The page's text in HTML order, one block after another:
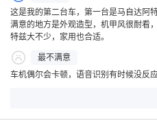
这是我的第二台车，第一台是马自达阿
满意的地方是外观造型，机甲风很耐看
特兹大不少，家用也合适。
最不满意
车机偶尔会卡顿，语音识别有时候没反